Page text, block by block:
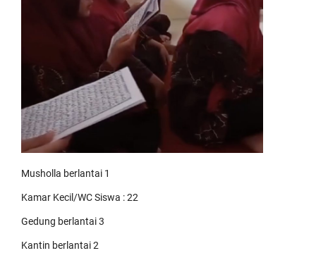
Musholla berlantai 1
Kamar Kecil/WC Siswa : 22
Gedung berlantai 3
Kantin berlantai 2